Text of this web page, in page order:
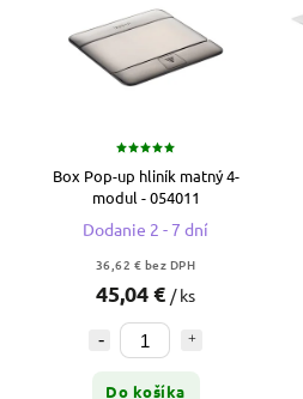
Box Pop-up hliník matný 4-
modul - 054011
Dodanie 2 - 7 dní
36,62 € bez DPH
45,04 € / ks
Do košíka